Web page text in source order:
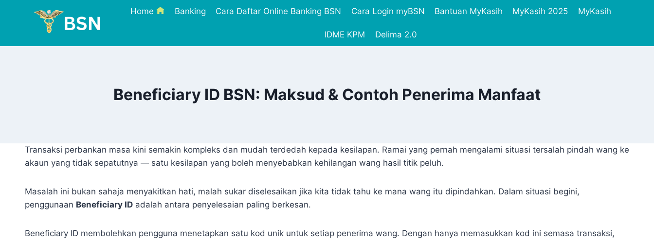
Home Banking Cara Daftar Online Banking BSN Cara Login myBSN Bantuan MyKasih MyKasih 2025 MyKasih
IDME KPM Delima 2.0
Beneficiary ID BSN: Maksud & Contoh Penerima Manfaat
Transaksi perbankan masa kini semakin kompleks dan mudah terdedah kepada kesilapan. Ramai yang pernah mengalami situasi tersalah pindah wang ke
akaun yang tidak sepatutnya — satu kesilapan yang boleh menyebabkan kehilangan wang hasil titik peluh.
Masalah ini bukan sahaja menyakitkan hati, malah sukar diselesaikan jika kita tidak tahu ke mana wang itu dipindahkan. Dalam situasi begini,
penggunaan Beneficiary ID adalah antara penyelesaian paling berkesan.
Beneficiary ID membolehkan pengguna menetapkan satu kod unik untuk setiap penerima wang. Dengan hanya memasukkan kod ini semasa transaksi,